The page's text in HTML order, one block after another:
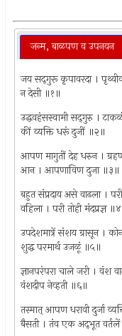
जन्म, बाळपण व उपनयन
जय सद्‌गुरू कृपावरदा ।
न देसी ॥१॥
उद्धवहंसस्वामी सद्‌गुरु ।
कीं व्यक्ति धरूं दुजीं ॥२॥
आपण मागुतीं देह धरुन ।
आन । आपणाविण दुजा ॥३॥
बहुत संप्रदाय असे वाढला ।
वहिला । परी तोही मंदप्रज्ञ
उपदेशमात्रें संशय ग्रासून ।
शुद्ध परमार्थ उजळूं ॥५॥
ज्ञानपरंपरा चाले जरी । वंश
वंशदीप नेव्हती ॥६॥
तस्मात् आपण धरावी दुर्जा
बैसती । तंव एक अद्‌भूत